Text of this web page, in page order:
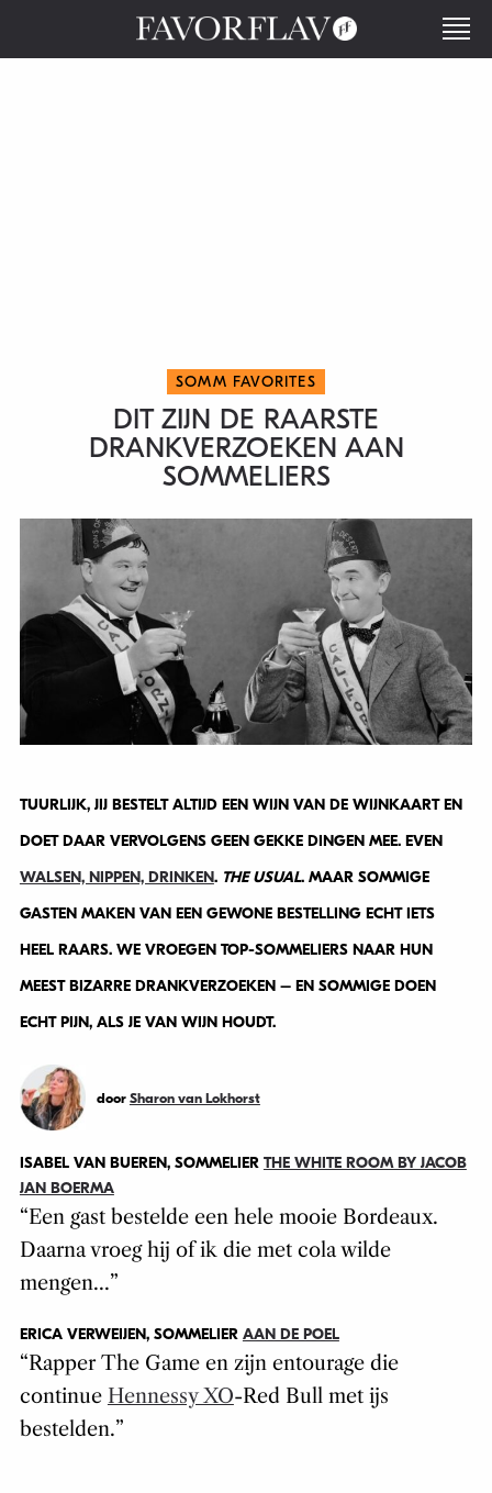
SOMM FAVORITES
DIT ZIJN DE RAARSTE
DRANKVERZOEKEN AAN
SOMMELIERS
TUURLIJK, JIJ BESTELT ALTIJD EEN WIJN VAN DE WIJNKAART EN
DOET DAAR VERVOLGENS GEEN GEKKE DINGEN MEE. EVEN
WALSEN, NIPPEN, DRINKEN. THE USUAL. MAAR SOMMIGE
GASTEN MAKEN VAN EEN GEWONE BESTELLING ECHT IETS
HEEL RAARS. WE VROEGEN TOP-SOMMELIERS NAAR HUN
MEEST BIZARRE DRANKVERZOEKEN – EN SOMMIGE DOEN
ECHT PIJN, ALS JE VAN WIJN HOUDT.
door Sharon van Lokhorst
ISABEL VAN BUEREN, SOMMELIER THE WHITE ROOM BY JACOB
JAN BOERMA
“Een gast bestelde een hele mooie Bordeaux.
Daarna vroeg hij of ik die met cola wilde
mengen...”
ERICA VERWEIJEN, SOMMELIER AAN DE POEL
“Rapper The Game en zijn entourage die
continue Hennessy XO-Red Bull met ijs
bestelden.”